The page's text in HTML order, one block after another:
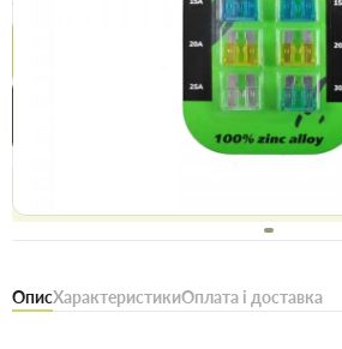
Купити
Знайшли
дешевше
Акції
ОписХарактеристикиОплата і доставка